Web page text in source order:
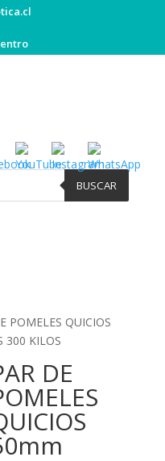
BUSCAR
POMELES QUICIOS
300 KILOS
DE